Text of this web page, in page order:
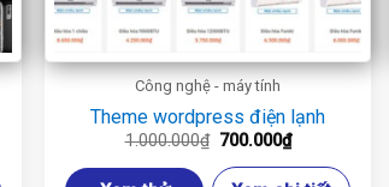
Công nghệ - máy tính
Theme wordpress điện lạnh
1.000.000₫ Giá
là:
700.000₫Giá
hiện
tại